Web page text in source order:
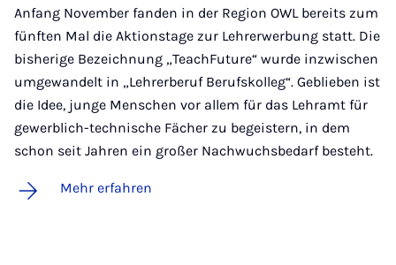
Anfang November fanden in der Region OWL bereits zum
fünften Mal die Aktionstage zur Lehrerwerbung statt. Die
bisherige Bezeichnung „TeachFuture“ wurde inzwischen
umgewandelt in „Lehrerberuf Berufskolleg“. Geblieben ist
die Idee, junge Menschen vor allem für das Lehramt für
gewerblich-technische Fächer zu begeistern, in dem
schon seit Jahren ein großer Nachwuchsbedarf besteht.
Mehr erfahren